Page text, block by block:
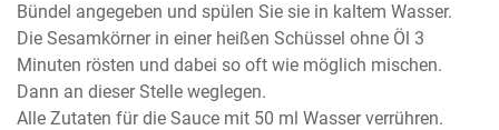
Bündel angegeben und spülen Sie sie in kaltem Wasser.
Die Sesamkörner in einer heißen Schüssel ohne Öl 3
Minuten rösten und dabei so oft wie möglich mischen.
Dann an dieser Stelle weglegen.
Alle Zutaten für die Sauce mit 50 ml Wasser verrühren.